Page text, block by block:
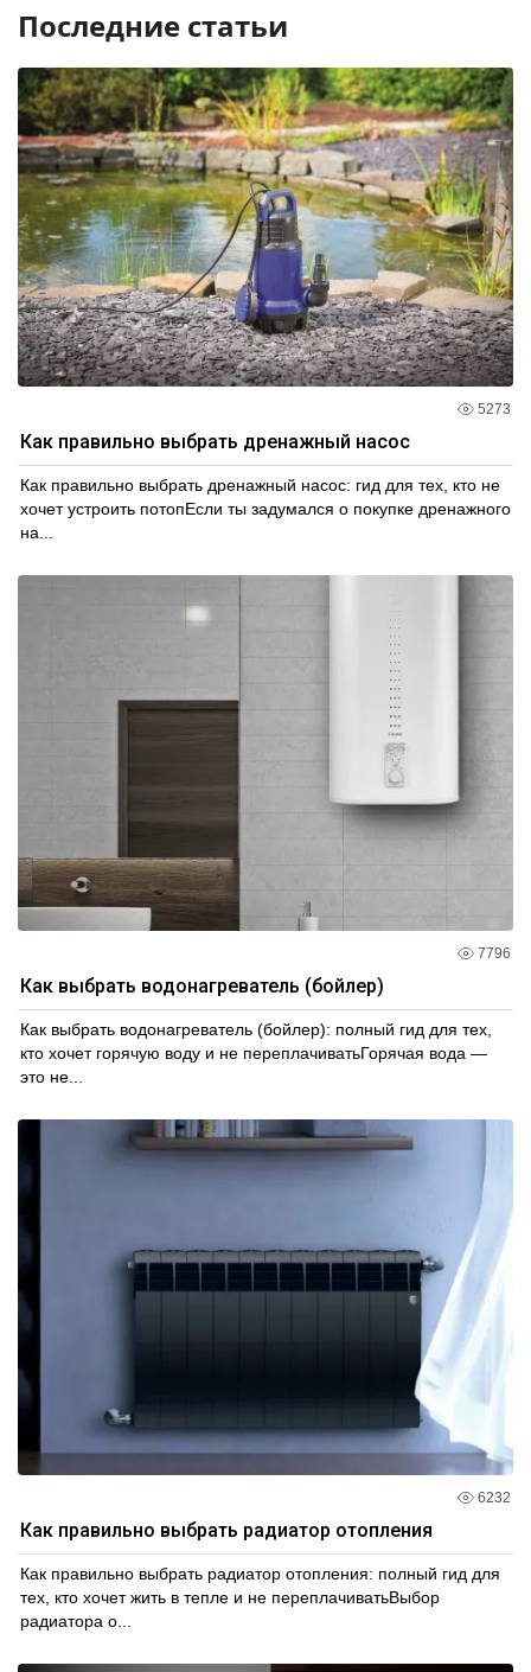
Последние статьи
5273
Как правильно выбрать дренажный насос
Как правильно выбрать дренажный насос: гид для тех, кто не
хочет устроить потопЕсли ты задумался о покупке дренажного
на...
7796
Как выбрать водонагреватель (бойлер)
Как выбрать водонагреватель (бойлер): полный гид для тех,
кто хочет горячую воду и не переплачиватьГорячая вода —
это не...
6232
Как правильно выбрать радиатор отопления
Как правильно выбрать радиатор отопления: полный гид для
тех, кто хочет жить в тепле и не переплачиватьВыбор
радиатора о...